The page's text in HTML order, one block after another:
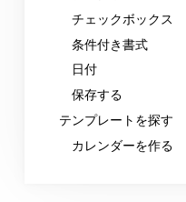
チェックボックス
条件付き書式
日付
保存する
テンプレートを探す
カレンダーを作る